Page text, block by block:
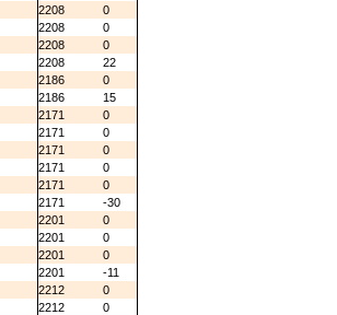
2208
0
2208
0
2208
0
2208
22
2186
0
2186
15
2171
0
2171
0
2171
0
2171
0
2171
0
2171
-30
2201
0
2201
0
2201
0
2201
-11
2212
0
2212
0